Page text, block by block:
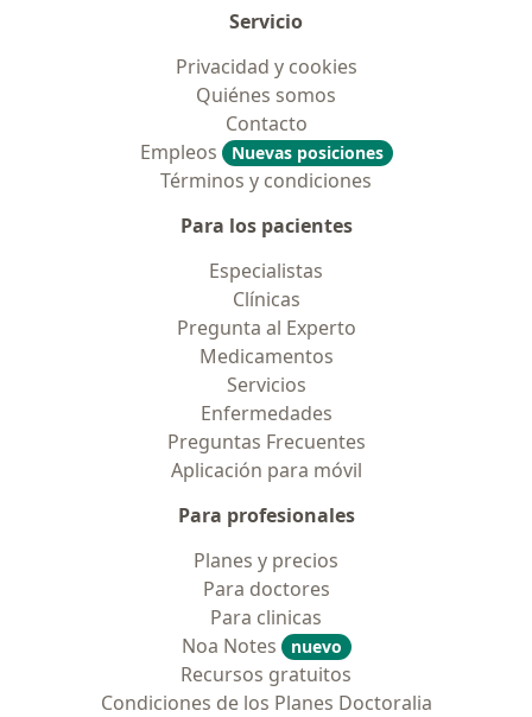
Servicio
Privacidad y cookies
Quiénes somos
Contacto
Empleos
Nuevas posiciones
Términos y condiciones
Para los pacientes
Especialistas
Clínicas
Pregunta al Experto
Medicamentos
Servicios
Enfermedades
Preguntas Frecuentes
Aplicación para móvil
Para profesionales
Planes y precios
Para doctores
Para clinicas
Noa Notes
nuevo
Recursos gratuitos
Condiciones de los Planes Doctoralia